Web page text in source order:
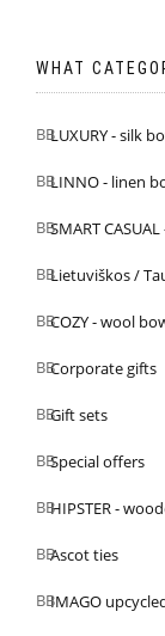
WHAT
LUXURY - silk
LINNO - linen
SMART
Lietuviškos /
COZY - wool
Corporate gifts
Gift sets
Special offers
HIPSTER -
Ascot ties
IMAGO